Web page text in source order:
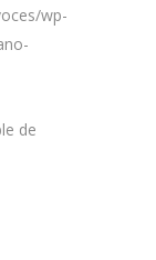
wp-
de